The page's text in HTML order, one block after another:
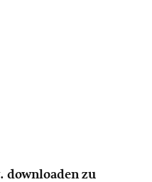
downloaden zu